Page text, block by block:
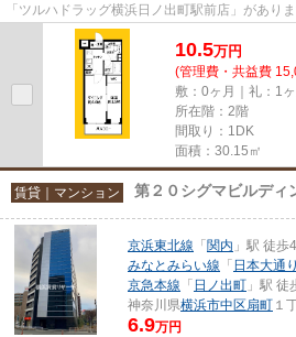
「ツルハドラッグ横浜日ノ出町駅前店」があり
地内ごみ置き場などが備わって...
10.5万円
(管理費・共益費
敷：0ヶ月｜礼：1ヶ
所在階：2階
間取り：1DK
面積：30.15㎡
賃貸｜マンション 第２０シグマビルディ
京浜東北線 「 関内 」駅 徒歩
みなとみらい線 「 日本大通り
京急本線 「 日ノ出町 」駅 徒
神奈川県横浜市中区扇町 １
6.9万円